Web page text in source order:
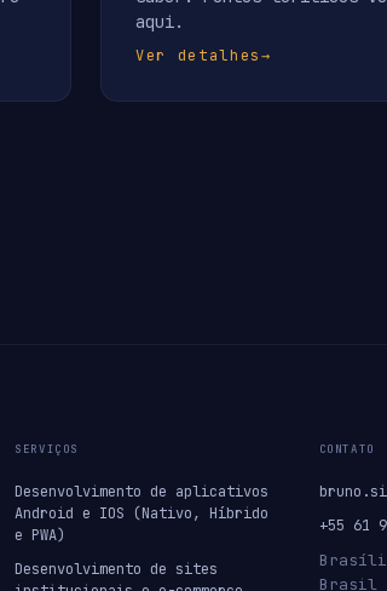
aqui.
Ver detalhes→
SERVIÇOS
Desenvolvimento de aplicativos
Android e IOS (Nativo, Híbrido
e PWA)
Desenvolvimento de sites
CONTATO
+55 61
Brasil